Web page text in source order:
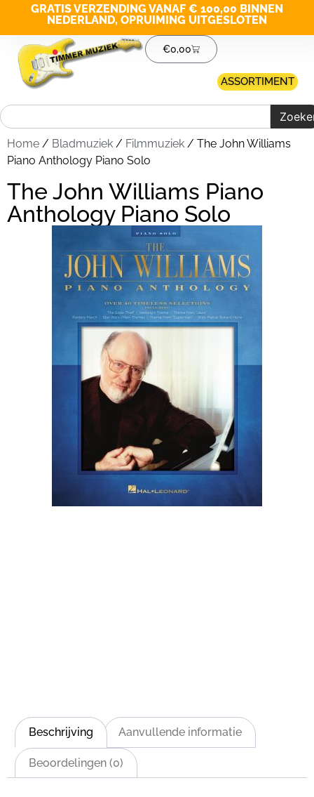
GRATIS VERZENDING VANAF € 100,00 BINNEN
NEDERLAND, OPRUIMING UITGESLOTEN
€0,00
ASSORTIMENT
Home / Bladmuziek / Filmmuziek / The John Williams
Piano Anthology Piano Solo
The John Williams Piano
Anthology Piano Solo
Beschrijving Aanvullende informatie
Beoordelingen (0)